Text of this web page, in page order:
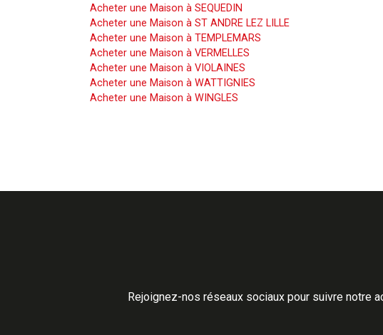
Acheter une Maison à SEQUEDIN
Acheter une Maison à ST ANDRE LEZ LILLE
Acheter une Maison à TEMPLEMARS
Acheter une Maison à VERMELLES
Acheter une Maison à VIOLAINES
Acheter une Maison à WATTIGNIES
Acheter une Maison à WINGLES
Rejoignez-nos réseaux sociaux pour suivre notre